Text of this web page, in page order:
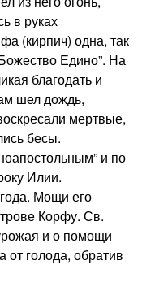
в руках
(кирпич) одна, так
Едино”. На
благодать и
шел дождь,
мертвые,
бесы.
и по
Илии.
Мощи его
Корфу. Св.
и о помощи
от голода, обратив